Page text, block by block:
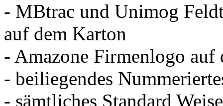
- MBtrac und Unimog
auf dem Karton
- Amazone Firmenlogo
- beiliegendes
- sämtliches Standard